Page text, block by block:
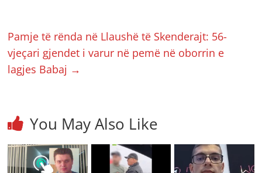
Pamje të rënda në Llaushë të Skenderajt: 56-
vjeçari gjendet i varur në pemë në oborrin e
lagjes Babaj →
You May Also Like